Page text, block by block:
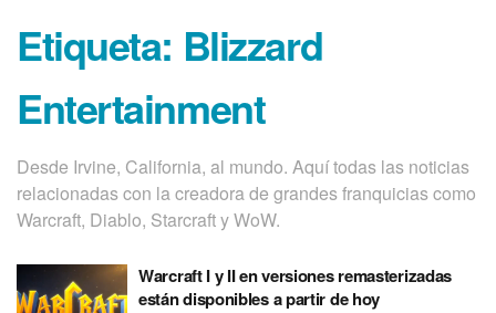
Etiqueta: Blizzard
Entertainment
Desde Irvine, California, al mundo. Aquí todas las noticias
relacionadas con la creadora de grandes franquicias como
Warcraft, Diablo, Starcraft y WoW.
Warcraft I y II en versiones remasterizadas
están disponibles a partir de hoy